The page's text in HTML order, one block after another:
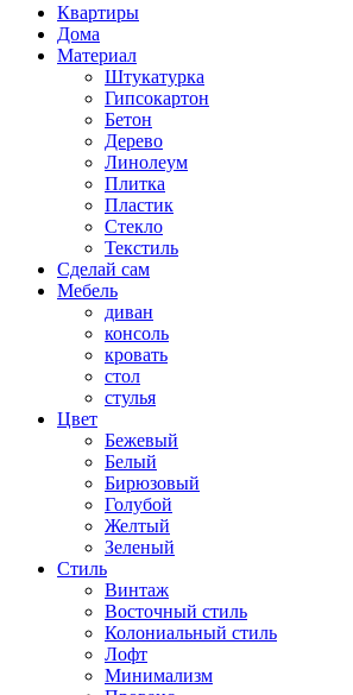
Квартиры
Дома
Материал
Штукатурка
Гипсокартон
Бетон
Дерево
Линолеум
Плитка
Пластик
Стекло
Текстиль
Сделай сам
Мебель
диван
консоль
кровать
стол
стулья
Цвет
Бежевый
Белый
Бирюзовый
Голубой
Желтый
Зеленый
Стиль
Винтаж
Восточный стиль
Колониальный стиль
Лофт
Минимализм